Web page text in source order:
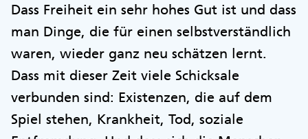
Dass Freiheit ein sehr hohes Gut ist und dass
man Dinge, die für einen selbstverständlich
waren, wieder ganz neu schätzen lernt.
Dass mit dieser Zeit viele Schicksale
verbunden sind: Existenzen, die auf dem
Spiel stehen, Krankheit, Tod, soziale